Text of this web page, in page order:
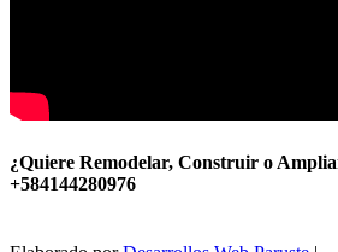
¿Quiere Remodelar, Construir o
+584144280976